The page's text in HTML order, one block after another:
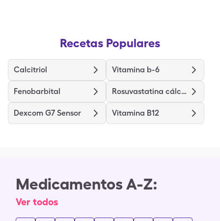
Recetas Populares
Calcitriol Vitamina b-6
Fenobarbital Rosuvastatina cálcica
Dexcom G7 Sensor Vitamina B12
Medicamentos A-Z:
Ver todos